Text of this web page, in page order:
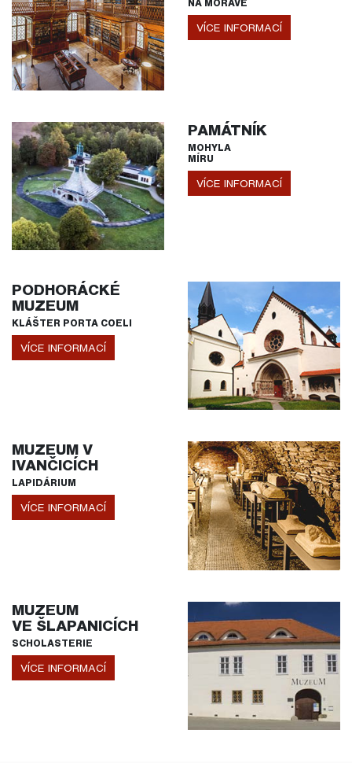
NA MORAVĚ
VÍCE INFORMACÍ
PAMÁTNÍK
MOHYLA
MÍRU
VÍCE INFORMACÍ
PODHORÁCKÉ
MUZEUM
KLÁŠTER PORTA COELI
VÍCE INFORMACÍ
MUZEUM V
IVANČICÍCH
LAPIDÁRIUM
VÍCE INFORMACÍ
MUZEUM
VE ŠLAPANICÍCH
SCHOLASTERIE
VÍCE INFORMACÍ